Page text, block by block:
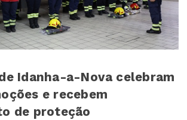
Idanha-a-Nova celebram
e recebem
de proteção